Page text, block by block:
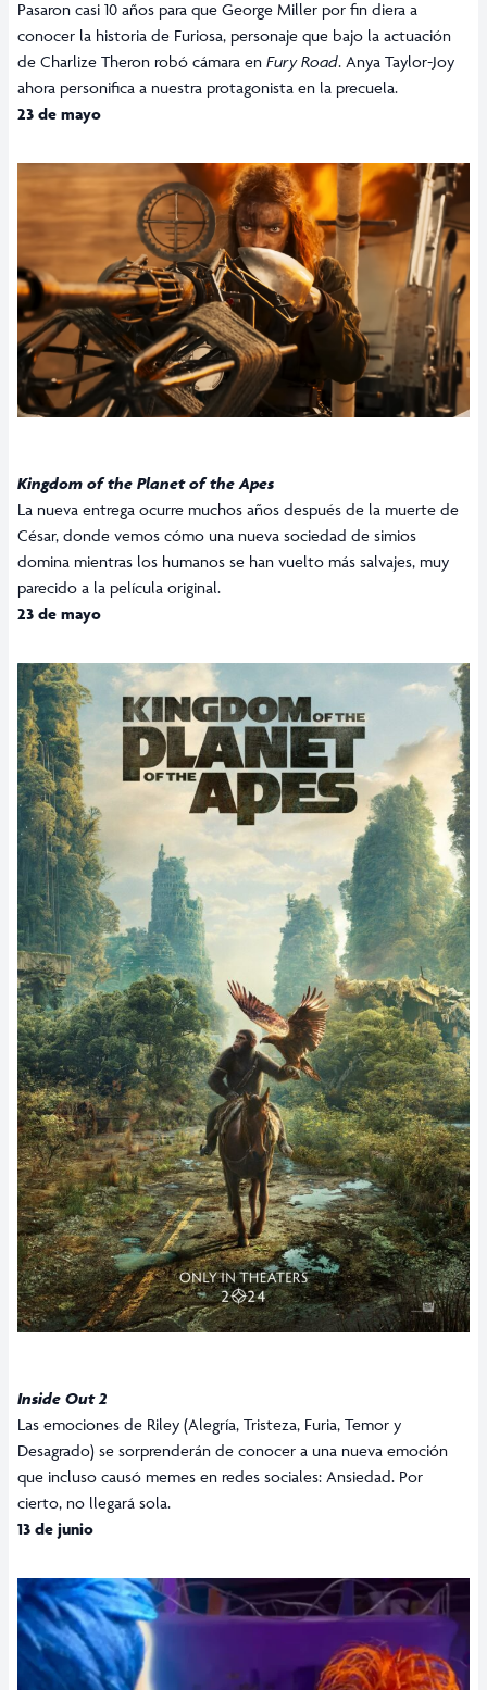
Pasaron casi 10 años para que George Miller por fin diera a
conocer la historia de Furiosa, personaje que bajo la actuación
de Charlize Theron robó cámara en Fury Road. Anya Taylor-Joy
ahora personifica a nuestra protagonista en la precuela.
23 de mayo
Kingdom of the Planet of the Apes
La nueva entrega ocurre muchos años después de la muerte de
César, donde vemos cómo una nueva sociedad de simios
domina mientras los humanos se han vuelto más salvajes, muy
parecido a la película original.
23 de mayo
Inside Out 2
Las emociones de Riley (Alegría, Tristeza, Furia, Temor y
Desagrado) se sorprenderán de conocer a una nueva emoción
que incluso causó memes en redes sociales: Ansiedad. Por
cierto, no llegará sola.
13 de junio